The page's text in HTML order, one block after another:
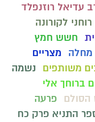
עדיאל רוזנפלד
רוחני לקורונה
חשש חמץ
מחלה
מצריים
משותפים
נשמה
ברוחך אלי
הסולם
פרעה
התניא פרק כח